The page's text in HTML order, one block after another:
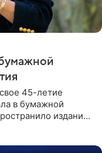
45-летие
в бумажной
издание